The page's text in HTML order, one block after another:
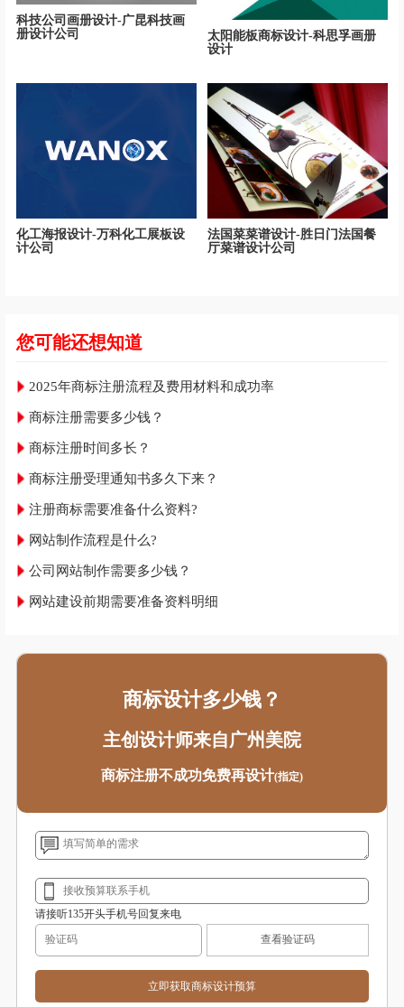
科技公司画册设计-广昆科技画
册设计公司
太阳能板商标设计-科思孚画册
设计
化工海报设计-万科化工展板设
计公司
法国菜菜谱设计-胜日门法国餐
厅菜谱设计公司
您可能还想知道
2025年商标注册流程及费用材料和成功率
商标注册需要多少钱？
商标注册时间多长？
商标注册受理通知书多久下来？
注册商标需要准备什么资料?
网站制作流程是什么?
公司网站制作需要多少钱？
网站建设前期需要准备资料明细
商标设计多少钱？
主创设计师来自广州美院
商标注册不成功免费再设计(指定)
请接听135开头手机号回复来电
查看验证码